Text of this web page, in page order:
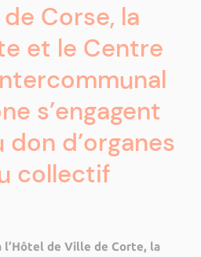
Corse, la
et le Centre
s’engagent
d’organes
collectif
l’Hôtel de Ville de Corte, la